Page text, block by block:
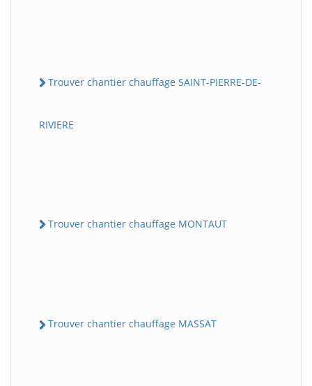
Trouver chantier chauffage SAINT-PIERRE-DE-
RIVIERE
Trouver chantier chauffage MONTAUT
Trouver chantier chauffage MASSAT